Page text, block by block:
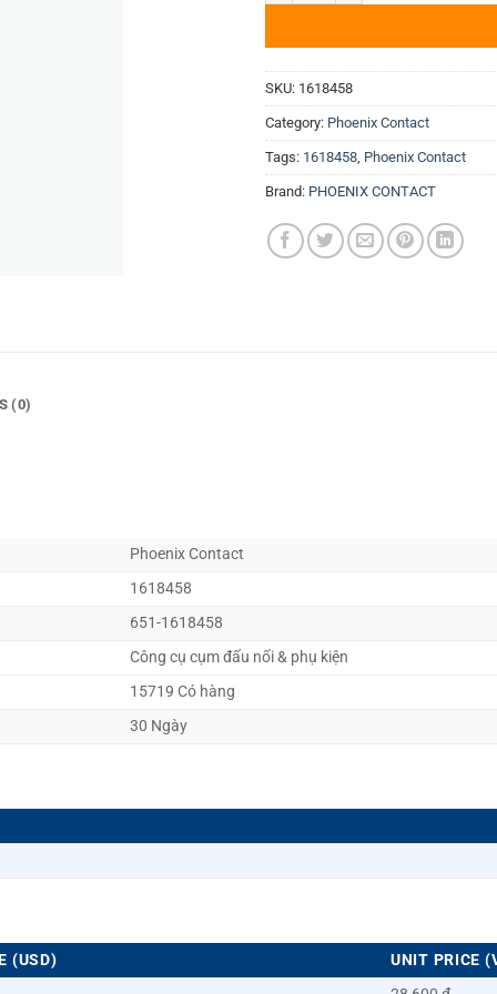
SKU: 1618458
Category: Phoenix Contact
Tags: 1618458 Phoenix Contact
Brand: PHOENIX CONTACT
(0)
Phoenix Contact
1618458
651-1618458
Công cụ cụm đấu nối & phụ kiện
15719 Có hàng
30 Ngày
(USD)
UNIT PRICE